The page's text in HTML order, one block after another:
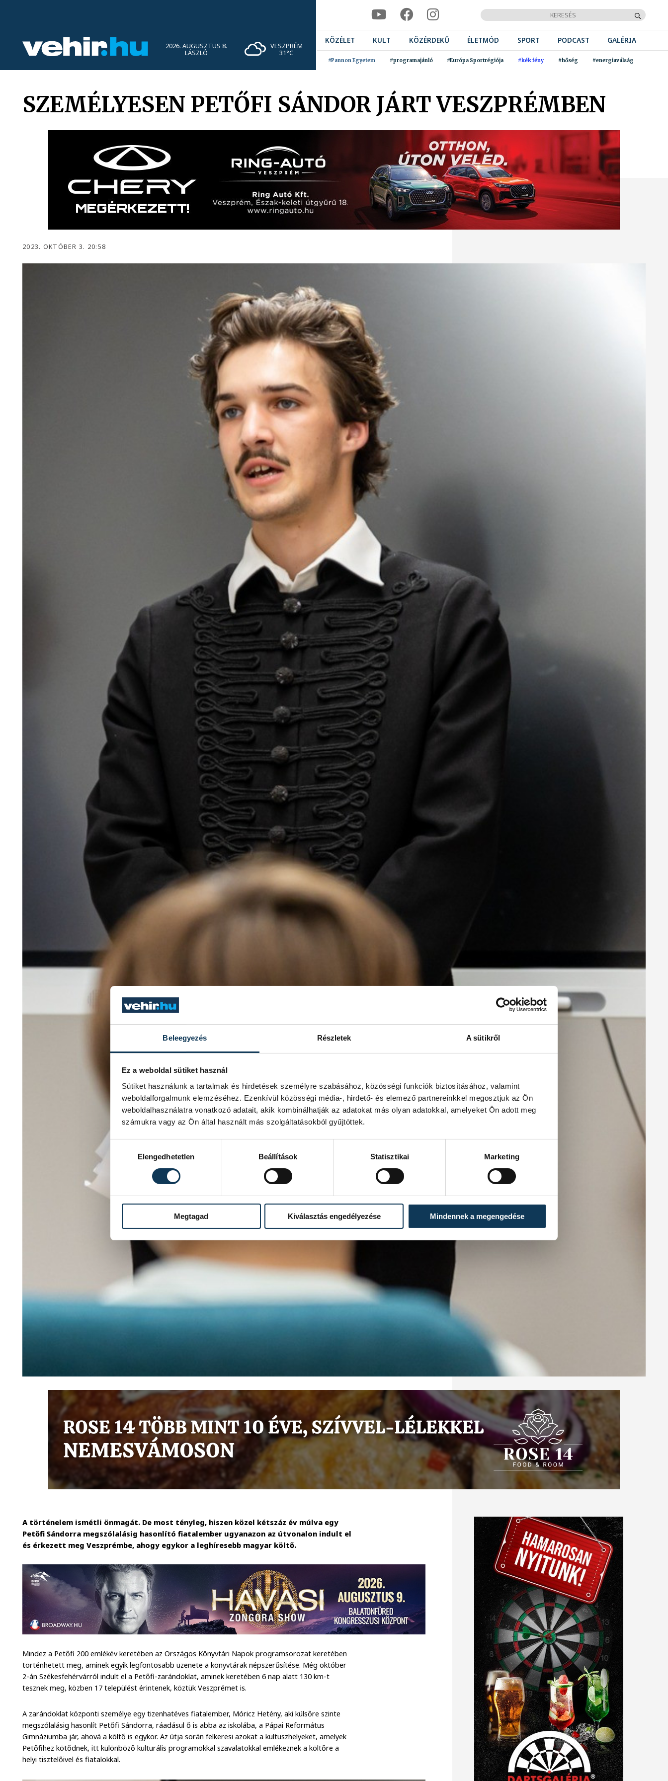
Beleegyezés Részletek A sütikről
Ez a weboldal sütiket használ
Sütiket használunk a tartalmak és hirdetések személyre szabásához, közösségi funkciók biztosításához, valamint
weboldalforgalmunk elemzéséhez. Ezenkívül közösségi média-, hirdető- és elemező partnereinkkel megosztjuk az Ön
weboldalhasználatra vonatkozó adatait, akik kombinálhatják az adatokat más olyan adatokkal, amelyeket Ön adott meg
számukra vagy az Ön által használt más szolgáltatásokból gyűjtöttek.
Elengedhetetlen
Beállítások Statisztikai Marketing
Megtagad Kiválasztás engedélyezése Mindennek a megengedése
2026. AUGUSZTUS 8.
LÁSZLÓ
VESZPRÉM
31°C
KÖZÉLET KULT KÖZÉRDEKŰ ÉLETMÓD SPORT PODCAST GALÉRIA
#Pannon Egyetem #programajánló #Európa Sportrégiója #kék fény #hőség #energiaválság
SZEMÉLYESEN PETŐFI SÁNDOR JÁRT VESZPRÉMBEN
2023. OKTÓBER 3. 20:58
A történelem ismétli önmagát. De most tényleg, hiszen közel kétszáz év múlva egy
Petőfi Sándorra megszólalásig hasonlító fiatalember ugyanazon az útvonalon indult el
és érkezett meg Veszprémbe, ahogy egykor a leghíresebb magyar költő.
Mindez a Petőfi 200 emlékév keretében az Országos Könyvtári Napok programsorozat keretében
történhetett meg, aminek egyik legfontosabb üzenete a könyvtárak népszerűsítése. Még október
2-án Székesfehérvárról indult el a Petőfi-zarándoklat, aminek keretében 6 nap alatt 130 km-t
tesznek meg, közben 17 települést érintenek, köztük Veszprémet is.
A zarándoklat központi személye egy tizenhatéves fiatalember, Móricz Hetény, aki külsőre szinte
megszólalásig hasonlít Petőfi Sándorra, ráadásul ő is abba az iskolába, a Pápai Református
Gimnáziumba jár, ahová a költő is egykor. Az útja során felkeresi azokat a kultuszhelyeket, amelyek
Petőfihez kötődnek, itt különböző kulturális programokkal szavalatokkal emlékeznek a költőre a
helyi tisztelőivel és fiatalokkal.